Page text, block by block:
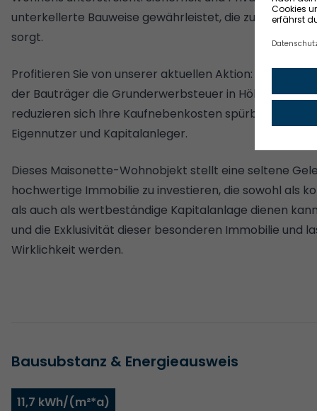
unterkellerte Bauweise gewährleistet, die zusätzlich
sorgt.
Profitieren Sie von unserer aktuellen Aktion: Beim Kauf
der Bauträger die Grunderwerbsteuer in Höhe von 5 %
reduzieren sich Ihre Kaufnebenkosten spürbar – ein
Eigennutzer und Kapitalanleger.
Dieses Maisonette-Wohnobjekt stellt eine seltene
hochwertige Immobilie zu investieren, die sowohl als
als auch als wertbeständige Kapitalanlage dienen
und die Exklusivität dieser besonderen Immobilie und
Wirklichkeit werden.
Bausubstanz & Energieausweis
11,7 kWh/(m²*a)